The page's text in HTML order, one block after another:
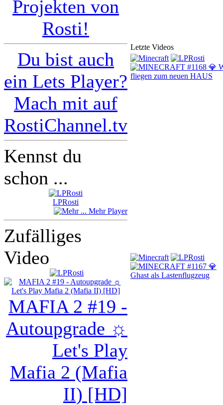
Projekten von
Rosti!
Du bist auch
ein Lets Player?
Mach mit auf
RostiChannel.tv
Kennst du
schon ...
LPRosti
Mehr Player
Zufälliges
Video
MAFIA 2 #19 -
Autoupgrade ☼
Let's Play
Mafia 2 (Mafia
II) [HD]
Letzte Videos